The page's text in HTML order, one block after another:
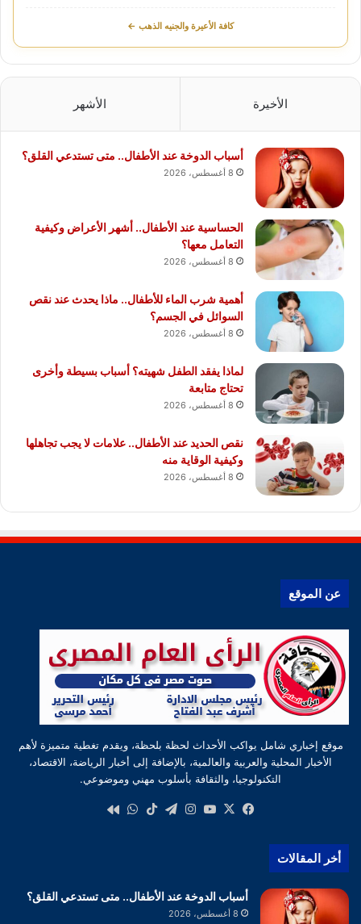
كافة الأعيرة والجنيه الذهب ←
الأخيرة الأشهر
أسباب الدوخة عند الأطفال.. متى تستدعي القلق؟
8 أغسطس، 2026
الحساسية عند الأطفال.. أشهر الأعراض وكيفية
التعامل معها؟
8 أغسطس، 2026
أهمية شرب الماء للأطفال.. ماذا يحدث عند نقص
السوائل في الجسم؟
8 أغسطس، 2026
لماذا يفقد الطفل شهيته؟ أسباب بسيطة وأخرى
تحتاج متابعة
8 أغسطس، 2026
نقص الحديد عند الأطفال.. علامات لا يجب تجاهلها
وكيفية الوقاية منه
8 أغسطس، 2026
عن الموقع
موقع إخباري شامل يواكب الأحداث لحظة بلحظة، ويقدم تغطية متميزة لأهم
الأخبار المحلية والعربية والعالمية، بالإضافة إلى أخبار الرياضة، الاقتصاد،
التكنولوجيا، والثقافة بأسلوب مهني وموضوعي.
فيسبوك
‫X
‫YouTube
انستقرام
تيلقرام‫TikTokواتساب
أخر المقالات
أسباب الدوخة عند الأطفال.. متى تستدعي القلق؟
8 أغسطس، 2026